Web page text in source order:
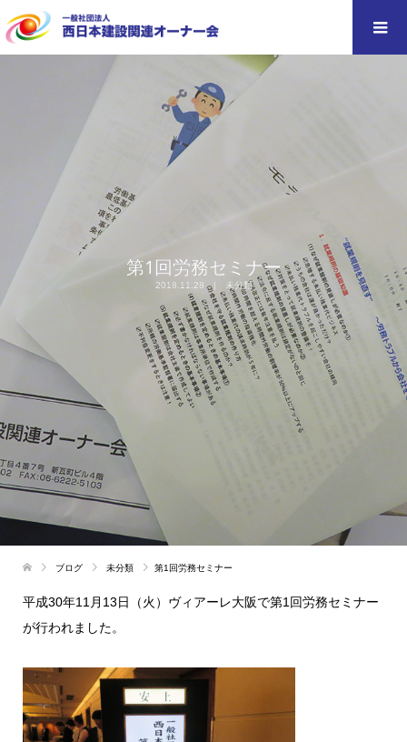
第1回労務セミナー
2018.11.28 未分類
ブログ 未分類 第1回労務セミナー
平成30年11 月 13日（火）ヴィアーレ大阪で第1 回労務セミナー
が行われました。